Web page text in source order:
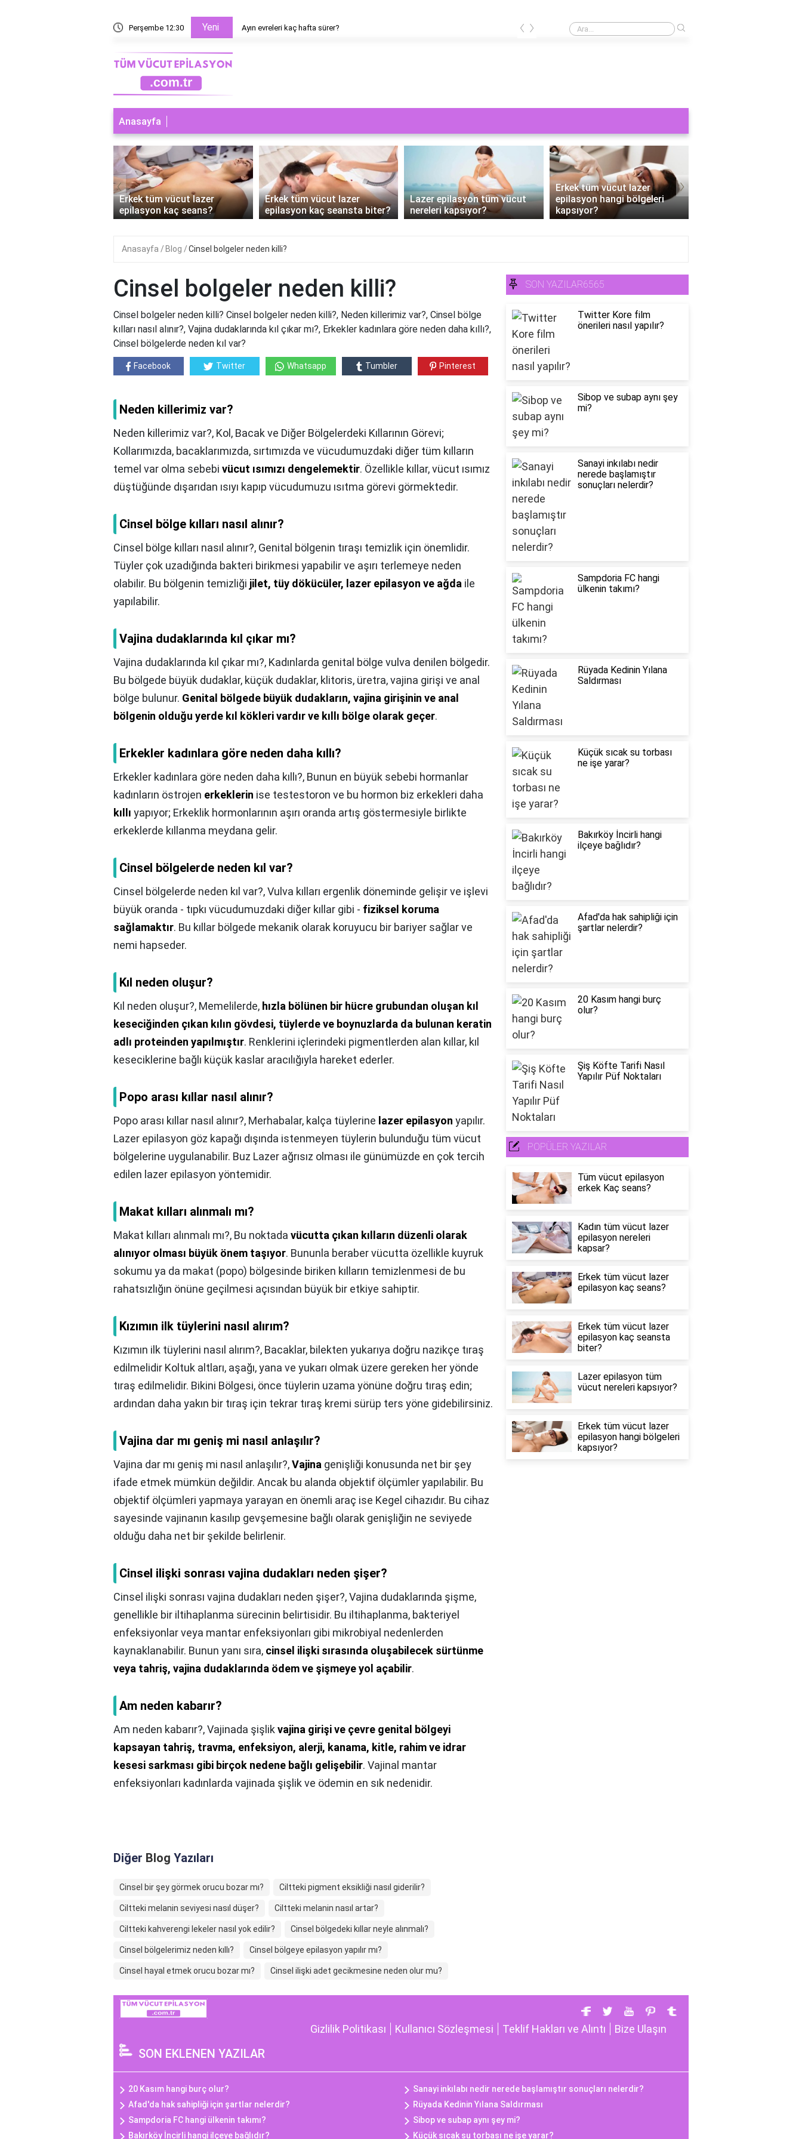
Perşembe 12:30 Yeni Ayın evreleri kaç hafta sürer? Cinsel bir şey görmek orucu bozar mı?
‹ ›
Anasayfa
Erkek tüm vücut lazer
epilasyon kaç seans?
Erkek tüm vücut lazer
epilasyon kaç seansta biter?
Lazer epilasyon tüm vücut
nereleri kapsıyor?
Erkek tüm vücut lazer
epilasyon hangi bölgeleri
kapsıyor?
‹ ›
Anasayfa Blog Cinsel bolgeler neden killi?
Cinsel bolgeler neden killi?
Cinsel bolgeler neden killi? Cinsel bolgeler neden killi?, Neden killerimiz var?, Cinsel bölge
kılları nasıl alınır?, Vajina dudaklarında kıl çıkar mı?, Erkekler kadınlara göre neden daha kıllı?,
Cinsel bölgelerde neden kıl var?
Facebook Twitter Whatsapp Tumbler Pinterest
Neden killerimiz var?
Neden killerimiz var?, Kol, Bacak ve Diğer Bölgelerdeki Kıllarının Görevi;
Kollarımızda, bacaklarımızda, sırtımızda ve vücudumuzdaki diğer tüm kılların
temel var olma sebebi vücut ısımızı dengelemektir. Özellikle kıllar, vücut ısımız
düştüğünde dışarıdan ısıyı kapıp vücudumuzu ısıtma görevi görmektedir.
Cinsel bölge kılları nasıl alınır?
Cinsel bölge kılları nasıl alınır?, Genital bölgenin tıraşı temizlik için önemlidir.
Tüyler çok uzadığında bakteri birikmesi yapabilir ve aşırı terlemeye neden
olabilir. Bu bölgenin temizliği jilet, tüy dökücüler, lazer epilasyon ve ağda ile
yapılabilir.
Vajina dudaklarında kıl çıkar mı?
Vajina dudaklarında kıl çıkar mı?, Kadınlarda genital bölge vulva denilen bölgedir.
Bu bölgede büyük dudaklar, küçük dudaklar, klitoris, üretra, vajina girişi ve anal
bölge bulunur. Genital bölgede büyük dudakların, vajina girişinin ve anal
bölgenin olduğu yerde kıl kökleri vardır ve kıllı bölge olarak geçer.
Erkekler kadınlara göre neden daha kıllı?
Erkekler kadınlara göre neden daha kıllı?, Bunun en büyük sebebi hormanlar
kadınların östrojen erkeklerin ise testestoron ve bu hormon biz erkekleri daha
kıllı yapıyor; Erkeklik hormonlarının aşırı oranda artış göstermesiyle birlikte
erkeklerde kıllanma meydana gelir.
Cinsel bölgelerde neden kıl var?
Cinsel bölgelerde neden kıl var?,Vulva kılları ergenlik döneminde gelişir ve işlevi
büyük oranda - tıpkı vücudumuzdaki diğer kıllar gibi - fiziksel koruma
sağlamaktır. Bu kıllar bölgede mekanik olarak koruyucu bir bariyer sağlar ve
nemi hapseder.
Kıl neden oluşur?
Kıl neden oluşur?, Memelilerde, hızla bölünen bir hücre grubundan oluşan kıl
keseciğinden çıkan kılın gövdesi, tüylerde ve boynuzlarda da bulunan keratin
adlı proteinden yapılmıştır. Renklerini içlerindeki pigmentlerden alan kıllar, kıl
keseciklerine bağlı küçük kaslar aracılığıyla hareket ederler.
Popo arası kıllar nasıl alınır?
Popo arası kıllar nasıl alınır?, Merhabalar, kalça tüylerine lazer epilasyon yapılır.
Lazer epilasyon göz kapağı dışında istenmeyen tüylerin bulunduğu tüm vücut
bölgelerine uygulanabilir. Buz Lazer ağrısız olması ile günümüzde en çok tercih
edilen lazer epilasyon yöntemidir.
Makat kılları alınmalı mı?
Makat kılları alınmalı mı?, Bu noktada vücutta çıkan kılların düzenli olarak
alınıyor olması büyük önem taşıyor. Bununla beraber vücutta özellikle kuyruk
sokumu ya da makat (popo) bölgesinde biriken kılların temizlenmesi de bu
rahatsızlığın önüne geçilmesi açısından büyük bir etkiye sahiptir.
Kızımın ilk tüylerini nasıl alırım?
Kızımın ilk tüylerini nasıl alırım?, Bacaklar, bilekten yukarıya doğru nazikçe tıraş
edilmelidir Koltuk altları, aşağı, yana ve yukarı olmak üzere gereken her yönde
tıraş edilmelidir. Bikini Bölgesi, önce tüylerin uzama yönüne doğru tıraş edin;
ardından daha yakın bir tıraş için tekrar tıraş kremi sürüp ters yöne gidebilirsiniz.
Vajina dar mı geniş mi nasıl anlaşılır?
Vajina dar mı geniş mi nasıl anlaşılır?,Vajina genişliği konusunda net bir şey
ifade etmek mümkün değildir. Ancak bu alanda objektif ölçümler yapılabilir. Bu
objektif ölçümleri yapmaya yarayan en önemli araç ise Kegel cihazıdır. Bu cihaz
sayesinde vajinanın kasılıp gevşemesine bağlı olarak genişliğin ne seviyede
olduğu daha net bir şekilde belirlenir.
Cinsel ilişki sonrası vajina dudakları neden şişer?
Cinsel ilişki sonrası vajina dudakları neden şişer?,Vajina dudaklarında şişme,
genellikle bir iltihaplanma sürecinin belirtisidir. Bu iltihaplanma, bakteriyel
enfeksiyonlar veya mantar enfeksiyonları gibi mikrobiyal nedenlerden
kaynaklanabilir. Bunun yanı sıra, cinsel ilişki sırasında oluşabilecek sürtünme
veya tahriş, vajina dudaklarında ödem ve şişmeye yol açabilir.
Am neden kabarır?
Am neden kabarır?,Vajinada şişlikvajina girişi ve çevre genital bölgeyi
kapsayan tahriş, travma, enfeksiyon, alerji, kanama, kitle, rahim ve idrar
kesesi sarkması gibi birçok nedene bağlı gelişebilir. Vajinal mantar
enfeksiyonları kadınlarda vajinada şişlik ve ödemin en sık nedenidir.
Diğer Blog Yazıları
Cinsel bir şey görmek orucu bozar mı? Ciltteki pigment eksikliği nasıl giderilir?
Ciltteki melanin seviyesi nasıl düşer? Ciltteki melanin nasıl artar?
Ciltteki kahverengi lekeler nasıl yok edilir? Cinsel bölgedeki kıllar neyle alınmalı?
Cinsel bölgelerimiz neden kıllı? Cinsel bölgeye epilasyon yapılır mı?
Cinsel hayal etmek orucu bozar mı? Cinsel ilişki adet gecikmesine neden olur mu?
SON YAZILAR6565
Twitter Kore film
önerileri nasıl yapılır?
Sibop ve subap aynı şey
mi?
Sanayi inkılabı nedir
nerede başlamıştır
sonuçları nelerdir?
Sampdoria FC hangi
ülkenin takımı?
Rüyada Kedinin Yılana
Saldırması
Küçük sıcak su torbası
ne işe yarar?
Bakırköy İncirli hangi
ilçeye bağlıdır?
Afad'da hak sahipliği için
şartlar nelerdir?
20 Kasım hangi burç
olur?
Şiş Köfte Tarifi Nasıl
Yapılır Püf Noktaları
POPÜLER YAZILAR
Tüm vücut epilasyon
erkek Kaç seans?
Kadın tüm vücut lazer
epilasyon nereleri
kapsar?
Erkek tüm vücut lazer
epilasyon kaç seans?
Erkek tüm vücut lazer
epilasyon kaç seansta
biter?
Lazer epilasyon tüm
vücut nereleri kapsıyor?
Erkek tüm vücut lazer
epilasyon hangi bölgeleri
kapsıyor?
Gizlilik Politikası Kullanıcı Sözleşmesi Teklif Hakları ve Alıntı Bize Ulaşın
SON EKLENEN YAZILAR
20 Kasım hangi burç olur?
Sanayi inkılabı nedir nerede başlamıştır sonuçları nelerdir?
Afad'da hak sahipliği için şartlar nelerdir?
Rüyada Kedinin Yılana Saldırması
Sampdoria FC hangi ülkenin takımı?
Sibop ve subap aynı şey mi?
Bakırköy İncirli hangi ilçeye bağlıdır?
Küçük sıcak su torbası ne işe yarar?